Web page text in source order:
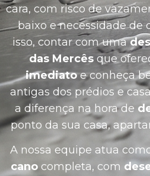
cara, com risco de
baixo e necessidade de
isso, contar com uma
das Mercêsque
imediatoe conheça
antigas dos prédios e
a diferença na hora de
ponto da sua casa,
A nossa equipe atua
canocompleta, com